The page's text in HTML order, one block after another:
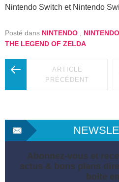
Nintendo Switch et Nintendo
Posté dans NINTENDO
THE LEGEND OF ZELDA
ARTICLE
PRÉCÉDENT
Abonnez-vous et
actus & bons plans
boite